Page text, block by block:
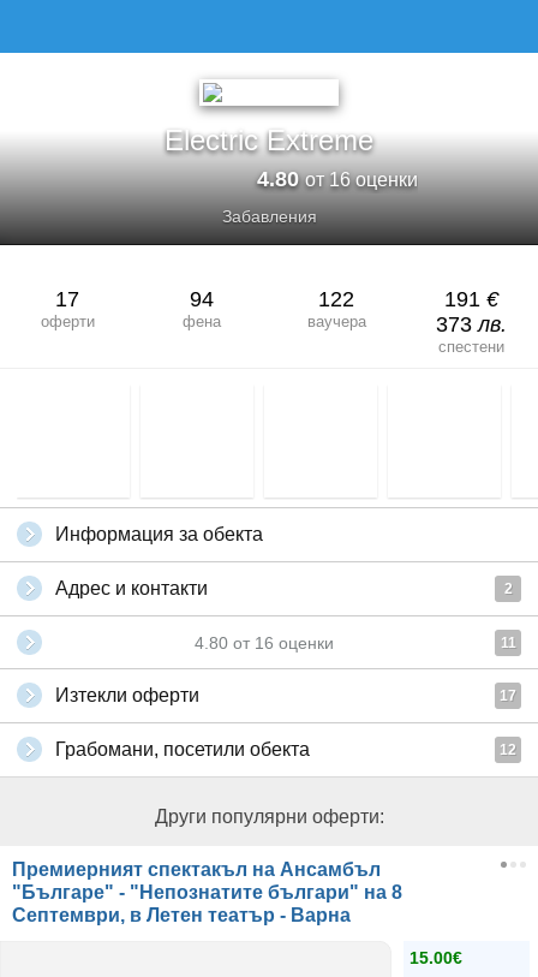
Electric Extreme
4.80от 16 оценки
Забавления
17
оферти
94
фена
122
ваучера
191 €
373лв.
спестени
Информация за обекта
Адрес и контакти 2
4.80 от 16 оценки 11
Изтекли оферти 17
Грабомани, посетили обекта 12
Други популярни оферти:
Премиерният спектакъл на Ансамбъл
"Българе" - "Непознатите българи" на 8
Септември, в Летен театър - Варна
15.00€